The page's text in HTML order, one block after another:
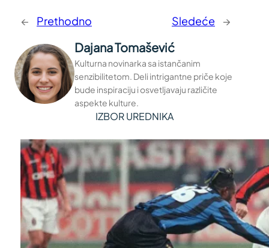
← Prethodno Sledeće →
Dajana Tomašević
Kulturna novinarka sa istančanim
senzibilitetom. Deli intrigantne priče koje
bude inspiraciju i osvetljavaju različite
aspekte kulture.
IZBOR UREDNIKA